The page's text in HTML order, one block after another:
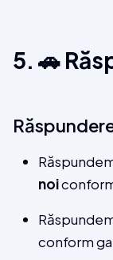
5. 🚗
noi
conform